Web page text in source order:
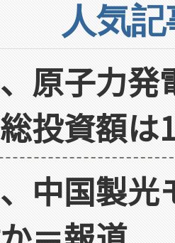
人気
原子力
投資額は
中国製光